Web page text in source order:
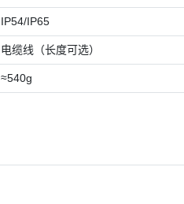
IP54/IP65
电缆线（长度可选）
≈540g